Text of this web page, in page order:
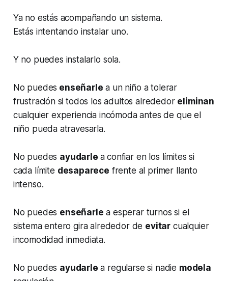
Ya no estás acompañando un sistema.
Estás intentando instalar uno.
Y no puedes instalarlo sola.
No puedes enseñarle a un niño a tolerar
frustración si todos los adultos alrededor eliminan
cualquier experiencia incómoda antes de que el
niño pueda atravesarla.
No puedes ayudarle a confiar en los límites si
cada límite desaparece frente al primer llanto
intenso.
No puedes enseñarle a esperar turnos si el
sistema entero gira alrededor de evitar cualquier
incomodidad inmediata.
No puedes ayudarle a regularse si nadie modela